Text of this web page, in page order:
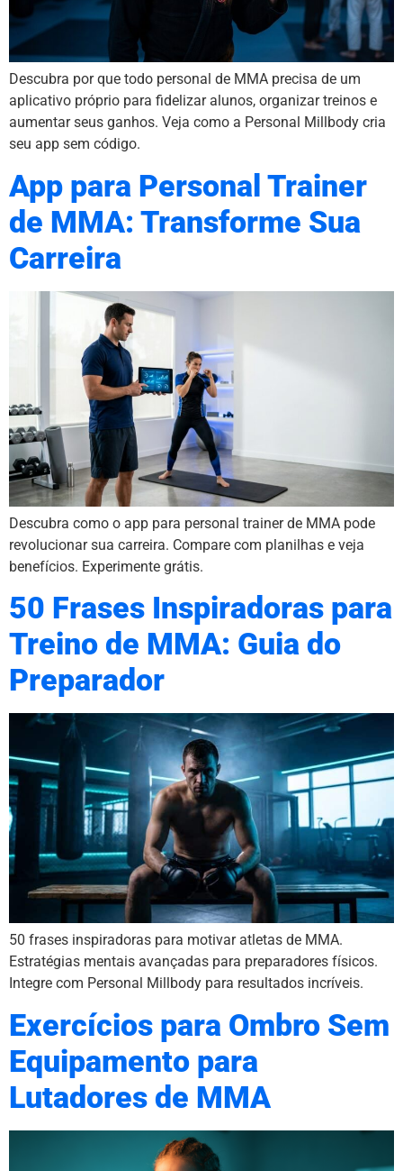
Descubra por que todo personal de MMA precisa de um
aplicativo próprio para fidelizar alunos, organizar treinos e
aumentar seus ganhos. Veja como a Personal Millbody cria
seu app sem código.
App para Personal Trainer
de MMA: Transforme Sua
Carreira
Descubra como o app para personal trainer de MMA pode
revolucionar sua carreira. Compare com planilhas e veja
benefícios. Experimente grátis.
50 Frases Inspiradoras para
Treino de MMA: Guia do
Preparador
50 frases inspiradoras para motivar atletas de MMA.
Estratégias mentais avançadas para preparadores físicos.
Integre com Personal Millbody para resultados incríveis.
Exercícios para Ombro Sem
Equipamento para
Lutadores de MMA